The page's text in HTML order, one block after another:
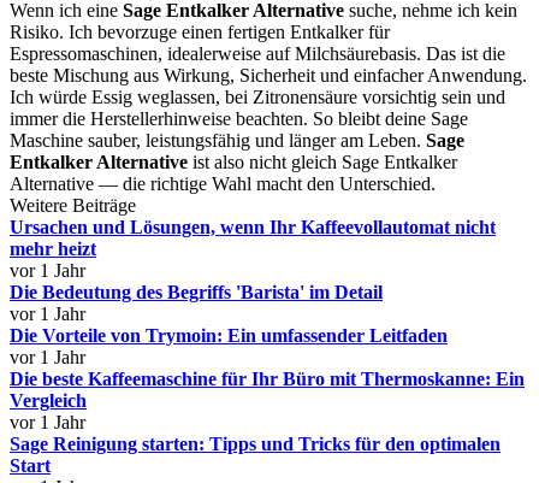
Wenn ich eine Sage Entkalker Alternative suche, nehme ich kein
Risiko. Ich bevorzuge einen fertigen Entkalker für
Espressomaschinen, idealerweise auf Milchsäurebasis. Das ist die
beste Mischung aus Wirkung, Sicherheit und einfacher Anwendung.
Ich würde Essig weglassen, bei Zitronensäure vorsichtig sein und
immer die Herstellerhinweise beachten. So bleibt deine Sage
Maschine sauber, leistungsfähig und länger am Leben. Sage
Entkalker Alternative ist also nicht gleich Sage Entkalker
Alternative — die richtige Wahl macht den Unterschied.
Weitere Beiträge
Ursachen und Lösungen, wenn Ihr Kaffeevollautomat nicht
mehr heizt
vor 1 Jahr
Die Bedeutung des Begriffs 'Barista' im Detail
vor 1 Jahr
Die Vorteile von Trymoin: Ein umfassender Leitfaden
vor 1 Jahr
Die beste Kaffeemaschine für Ihr Büro mit Thermoskanne: Ein
Vergleich
vor 1 Jahr
Sage Reinigung starten: Tipps und Tricks für den optimalen
Start